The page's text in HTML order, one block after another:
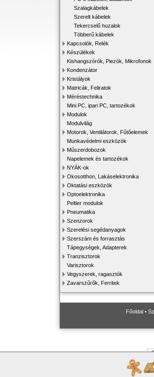
Szalagkábelek
Szerelt kábelek
Tekercselő huzalok
Többerű kábelek
Kapcsolók, Relék
Készülékek
Kishangszórók, Piezók, Mikrofonok
Kondenzátor
Kristályok
Matricák, Feliratok
Méréstechnika
Mini PC, ipari PC, tartozékok
Modulok
Modulvilág
Motorok, Ventilátorok, Fűtőelemek
Munkavédelmi eszközök
Műszerdobozok
Napelemek és tartozékok
NYÁK-ok
Okosotthon, Lakáselektronika
Oktatási eszközök
Optoelektronika
Peltier modulok
Pneumatika
Szenzorok
Szerelési segédanyagok
Szerszám és forrasztás
Tápegységek, Adapterek
Tranzisztorok
Varisztorok
Vegyszerek, ragasztók
Zavarszűrők, Ferritek
Főoldal •